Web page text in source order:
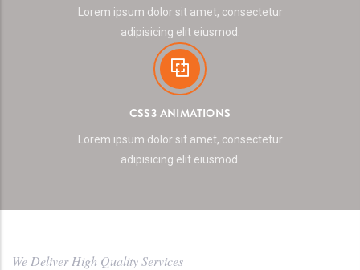
Lorem ipsum dolor sit amet, consectetur
adipisicing elit eiusmod.
CSS3 ANIMATIONS
Lorem ipsum dolor sit amet, consectetur
adipisicing elit eiusmod.
We Deliver High Quality Services